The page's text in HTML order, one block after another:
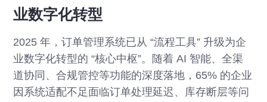
业数字化转型
2025 年，订单管理系统已从 “流程工具” 升级为企
业数字化转型的 “核心中枢”。随着 AI 智能、全渠
道协同、合规管控等功能的深度落地，65% 的企业
因系统适配不足面临订单处理延迟、库存断层等问